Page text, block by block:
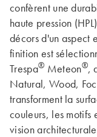
confèrent une
haute pression
décors d'un aspect
finition est
Trespa® Meteon®,
Natural, Wood,
transforment la
couleurs, les motifs
vision